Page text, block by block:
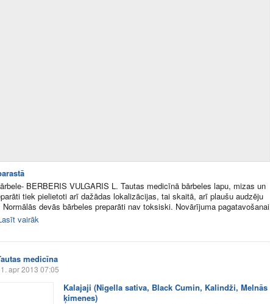
BERBERIS VULGARIS L. Tautas medicīnā bārbeles lapu, mizas un
tiek pielietoti arī dažādas lokalizācijas, tai skaitā, arī plaušu audzēju
Normālās devās bārbeles preparāti nav toksiski. Novārījuma pagatavošanai
vairāk
medicīna
apr 2013 07:05
Kalajaji (Nigella sativa, Black Cumin, Kalindži, Melnās
ķimenes)